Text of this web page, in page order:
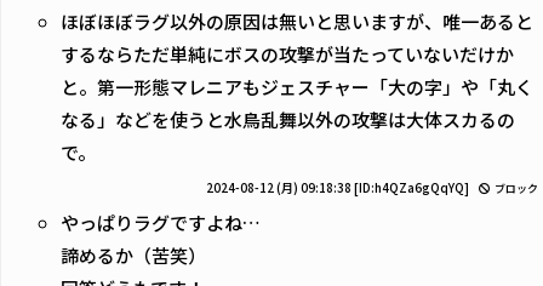
ほぼほぼラグ以外の原因は無いと思いますが、唯一あると
するならただ単純にボスの攻撃が当たっていないだけか
と。第一形態マレニアもジェスチャー「大の字」や「丸く
なる」などを使うと水鳥乱舞以外の攻撃は大体スカるの
で。
2024-08-12 (月) 09:18:38 [ID:h4QZa6gQqYQ] ブロック
やっぱりラグですよね…
諦めるか（苦笑）